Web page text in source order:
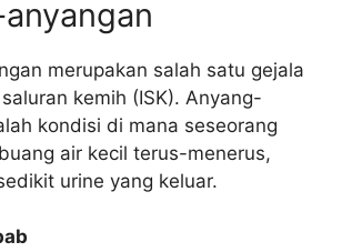
merupakan salah satu gejala
kemih (ISK). Anyang-
kondisi di mana seseorang
air kecil terus-menerus,
urine yang keluar.